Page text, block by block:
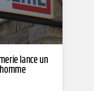
lance un